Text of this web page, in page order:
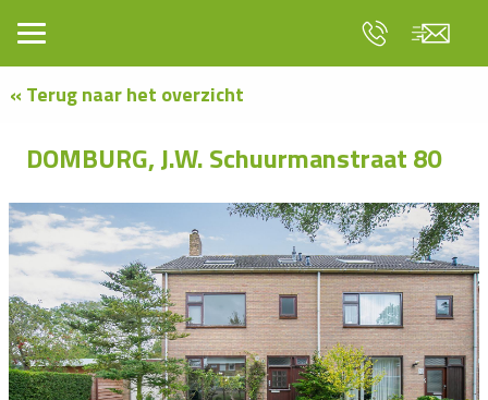
« Terug naar het overzicht
DOMBURG, J.W. Schuurmanstraat 80